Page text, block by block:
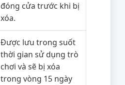
đóng cửa trước khi bị
xóa.
Được lưu trong suốt
thời gian sử dụng trò
chơi và sẽ bị xóa
trong vòng 15 ngày